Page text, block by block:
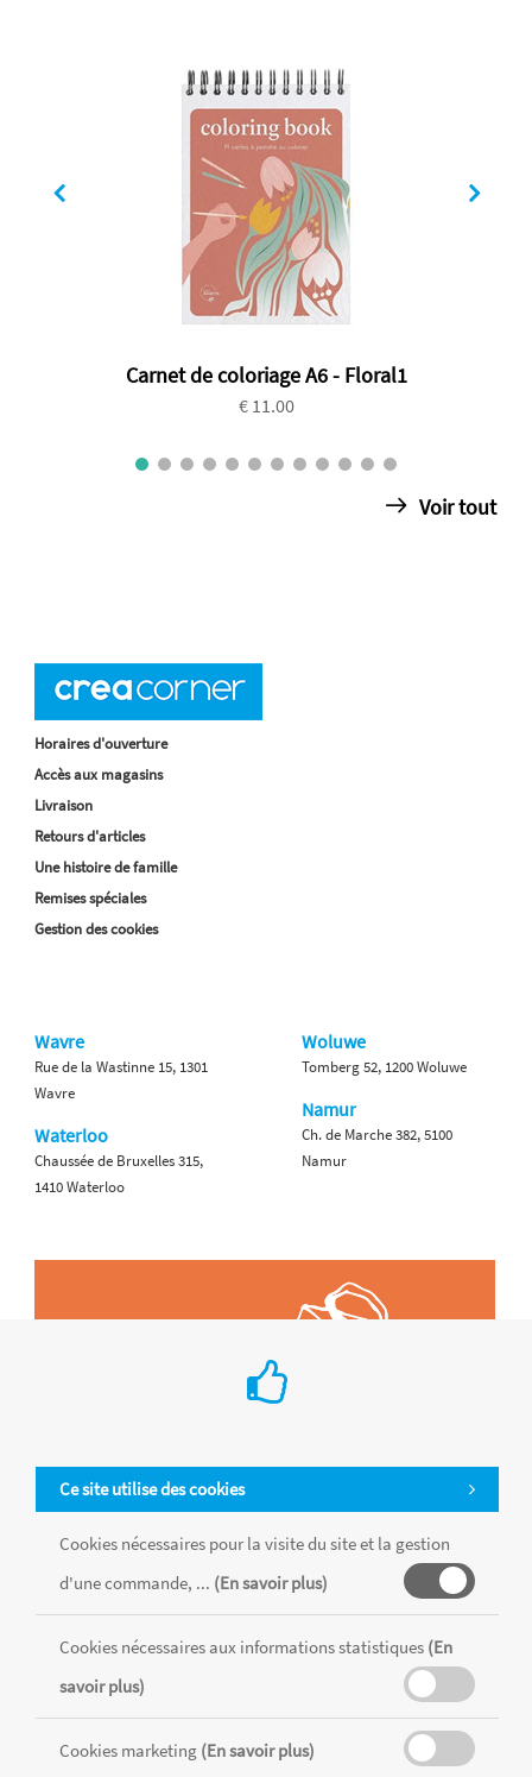
Carnet de coloriage A6 - Floral1
€ 11.00
Voir tout
Ce site utilise des cookies
Cookies nécessaires pour la visite du site et la gestion
d'une commande, ... (En savoir plus)
Cookies nécessaires aux informations statistiques (En
savoir plus)
Cookies marketing (En savoir plus)
Horaires d'ouverture
Accès aux magasins
Livraison
Retours d'articles
Une histoire de famille
Remises spéciales
Gestion des cookies
Wavre
Rue de la Wastinne 15, 1301
Wavre
Waterloo
Chaussée de Bruxelles 315,
1410 Waterloo
Woluwe
Tomberg 52, 1200 Woluwe
Namur
Ch. de Marche 382, 5100
Namur
Tous les produits sont vendus dans la limite des stocks disponibles de
chaque magasin, toutes taxes comprises.
MENTIONS LÉGALES CONDITIONS GÉNÉRALES